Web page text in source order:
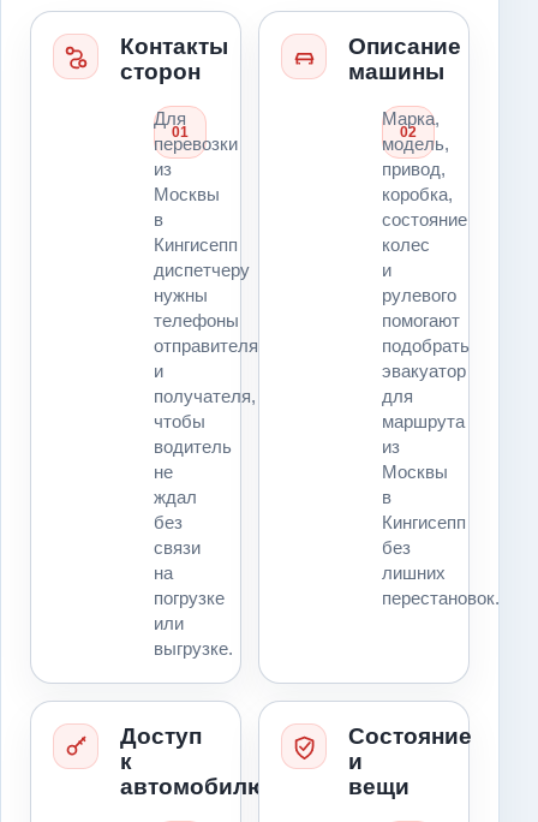
01
Контакты
сторон
Для
перевозки
из
Москвы
в
Кингисепп
диспетчеру
нужны
телефоны
отправителя
и
получателя,
чтобы
водитель
не
ждал
без
связи
на
погрузке
или
выгрузке.
02
Описание
машины
Марка,
модель,
привод,
коробка,
состояние
колес
и
рулевого
помогают
подобрать
эвакуатор
для
маршрута
из
Москвы
в
Кингисепп
без
лишних
перестановок.
Доступ
к
автомобилю
Состояние
и
вещи